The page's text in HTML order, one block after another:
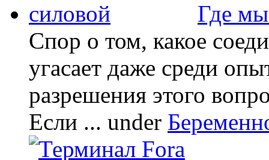
Где
Спор о том, какое
угасает даже среди
разрешения этого
Если ... under